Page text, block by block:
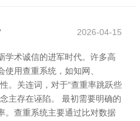
2026-04-15
学术诚信的进军时代。许多高
用查重系统，如知网、
。关连词，对于“查重率跳跃些
主存在诬陷。 最初需要明确的
。查重系统主要通过比对数据